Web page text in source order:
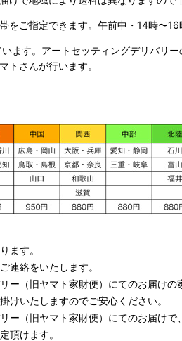
をご指定できます。 午前中・14時〜
ます。アートセッティングデリバリ
トさんが行います。
ます。
連絡をいたします。
ー （旧ヤマト家財便） にてのお届けの
けいたしますのでご安心ください。
ー （旧ヤマト家財便） にてのお届けで
頂けます。